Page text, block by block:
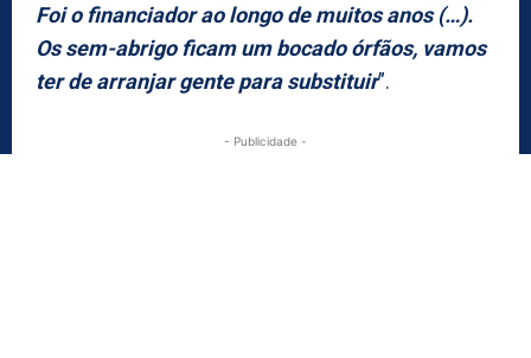
Foi o financiador ao longo de muitos anos (…).
Os sem-abrigo ficam um bocado órfãos, vamos
ter de arranjar gente para substituir”.
- Publicidade -